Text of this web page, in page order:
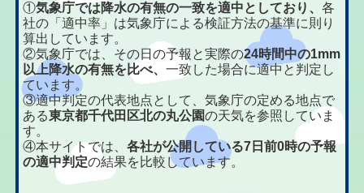
①気象庁では降水の有無の一致を適中としており、各
社の「適中率」は気象庁による検証方法の基準に則り
算出しています。
②気象庁では、その日の予報と実際の24時間中の1mm
以上降水の有無を比べ、一致した場合に適中と判定し
ています。
③適中判定の代表地点として、気象庁の定める地点で
ある東京都千代田区北の丸公園の天気を参照していま
す。
④本サイトでは、各社が公開している7日前0時の予報
の適中判定の結果を比較しています。